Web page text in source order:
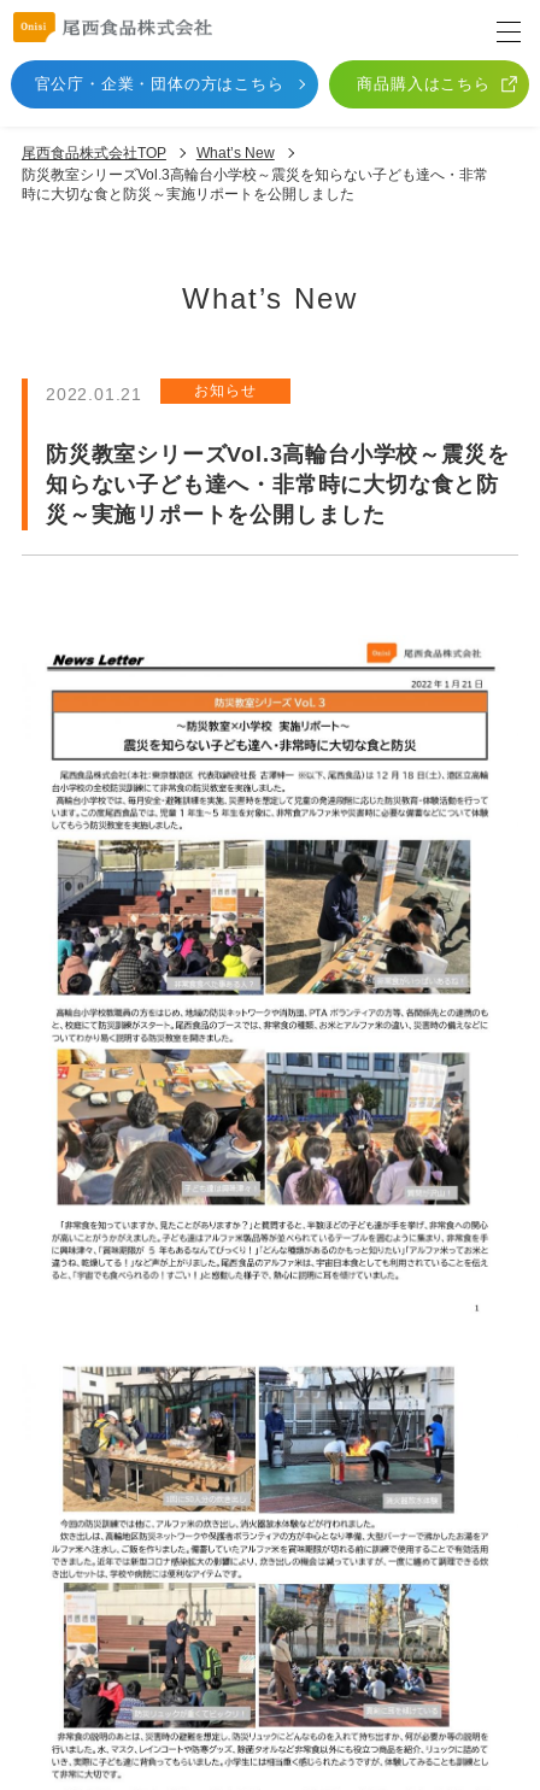
官公庁・企業・団体の方はこちら 商品購入はこちら
尾西食品株式会社TOP
What’s New
防災教室シリーズVol.3高輪台小学校～震災を知らない子ども達へ・非常
時に大切な食と防災～実施リポートを公開しました
What’s New
2022.01.21 お知らせ
防災教室シリーズVol.3高輪台小学校～震災を
知らない子ども達へ・非常時に大切な食と防
災～実施リポートを公開しました